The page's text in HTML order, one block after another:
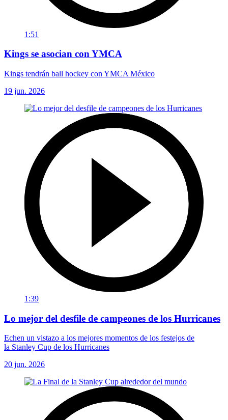
1:51
Kings se asocian con YMCA
Kings tendrán ball hockey con YMCA México
19 jun. 2026
1:39
Lo mejor del desfile de campeones de los Hurricanes
Echen un vistazo a los mejores momentos de los festejos de
la Stanley Cup de los Hurricanes
20 jun. 2026